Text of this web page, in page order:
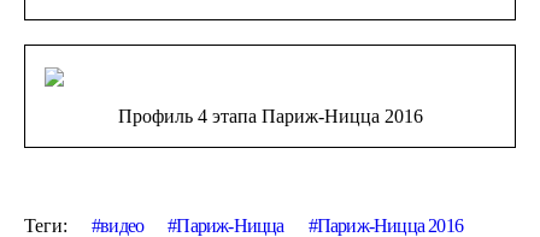
Профиль 4 этапа Париж-Ницца 2016
Теги: видео Париж-Ницца Париж-Ницца 2016